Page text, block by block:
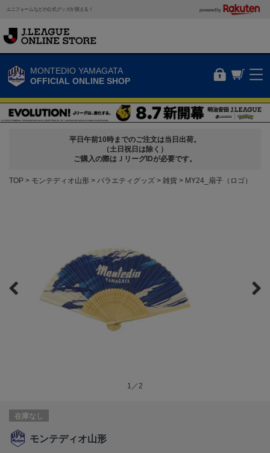
ユニフォームなどの公式グッズが買える！ powered by
MONTEDIO YAMAGATA
OFFICIAL ONLINE SHOP
平日午前10時までのご注文は当日出荷。
（土日祝日は除く）
ご購入の際はＪリーグIDが必要です。
TOP モンテディオ山形 バラエティグッズ 雑貨 MY24_扇子（ロゴ）
1／2
在庫なし
モンテディオ山形